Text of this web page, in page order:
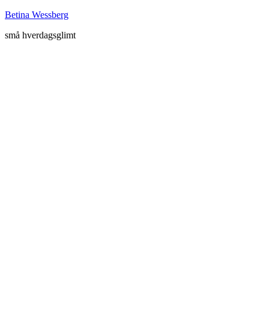
Betina Wessberg
små hverdagsglimt